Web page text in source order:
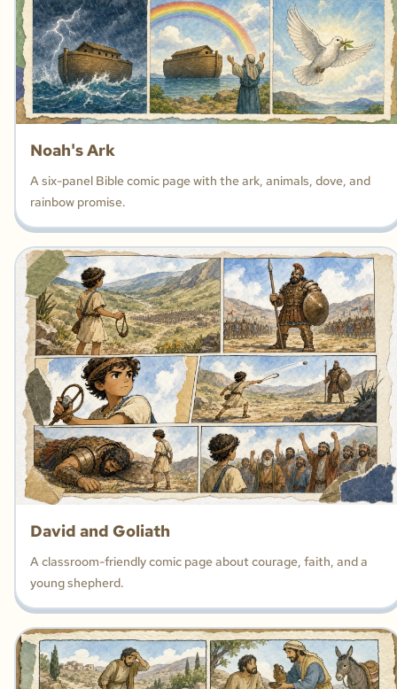
Noah's Ark
A six-panel Bible comic page with the ark, animals, dove, and
rainbow promise.
David and Goliath
A classroom-friendly comic page about courage, faith, and a
young shepherd.